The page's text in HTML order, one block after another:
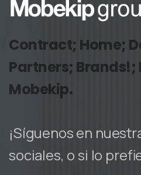
Contract; Home;
Partners; Brands!;
Mobekip.
¡Síguenos en
sociales, o si lo